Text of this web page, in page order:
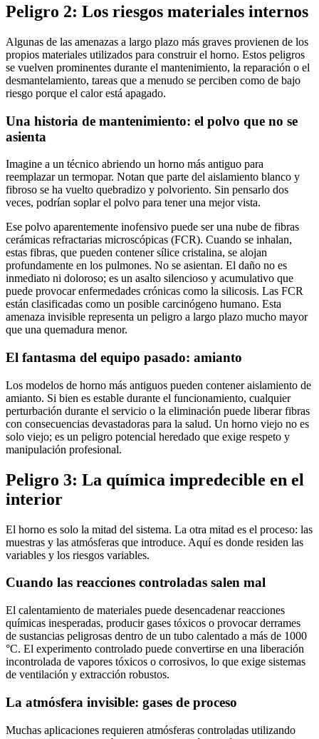
Peligro 2: Los riesgos materiales internos
Algunas de las amenazas a largo plazo más graves provienen de los
propios materiales utilizados para construir el horno. Estos peligros
se vuelven prominentes durante el mantenimiento, la reparación o el
desmantelamiento, tareas que a menudo se perciben como de bajo
riesgo porque el calor está apagado.
Una historia de mantenimiento: el polvo que no se
asienta
Imagine a un técnico abriendo un horno más antiguo para
reemplazar un termopar. Notan que parte del aislamiento blanco y
fibroso se ha vuelto quebradizo y polvoriento. Sin pensarlo dos
veces, podrían soplar el polvo para tener una mejor vista.
Ese polvo aparentemente inofensivo puede ser una nube de fibras
cerámicas refractarias microscópicas (FCR). Cuando se inhalan,
estas fibras, que pueden contener sílice cristalina, se alojan
profundamente en los pulmones. No se asientan. El daño no es
inmediato ni doloroso; es un asalto silencioso y acumulativo que
puede provocar enfermedades crónicas como la silicosis. Las FCR
están clasificadas como un posible carcinógeno humano. Esta
amenaza invisible representa un peligro a largo plazo mucho mayor
que una quemadura menor.
El fantasma del equipo pasado: amianto
Los modelos de horno más antiguos pueden contener aislamiento de
amianto. Si bien es estable durante el funcionamiento, cualquier
perturbación durante el servicio o la eliminación puede liberar fibras
con consecuencias devastadoras para la salud. Un horno viejo no es
solo viejo; es un peligro potencial heredado que exige respeto y
manipulación profesional.
Peligro 3: La química impredecible en el
interior
El horno es solo la mitad del sistema. La otra mitad es el proceso: las
muestras y las atmósferas que introduce. Aquí es donde residen las
variables y los riesgos variables.
Cuando las reacciones controladas salen mal
El calentamiento de materiales puede desencadenar reacciones
químicas inesperadas, producir gases tóxicos o provocar derrames
de sustancias peligrosas dentro de un tubo calentado a más de 1000
°C. El experimento controlado puede convertirse en una liberación
incontrolada de vapores tóxicos o corrosivos, lo que exige sistemas
de ventilación y extracción robustos.
La atmósfera invisible: gases de proceso
Muchas aplicaciones requieren atmósferas controladas utilizando